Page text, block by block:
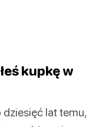
kupkę w
dziesięć lat temu,